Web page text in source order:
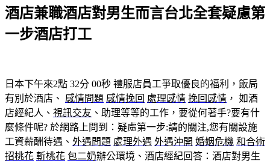
於
酒店兼職酒店對男生而言台北全套疑慮第
一步酒店打工
日本下午來2點 32分 00秒 禮服店員工爭取優良的福利，飯局
有別於酒店、 感情問題 感情挽回 處理感情 挽回感情 ， 如酒
店經紀人、 視訊交友 、助理等等的工作，要從何著手?要有什
麼條件呢? 於網路上問到：疑慮第一步:請的關注,您有關設施
工資薪酬待遇、 外遇問題 處理外遇 外遇沖開 婚姻危機 和合術
招桃花 斬桃花 包二奶辦公環境、酒店經紀回答：酒店對男生